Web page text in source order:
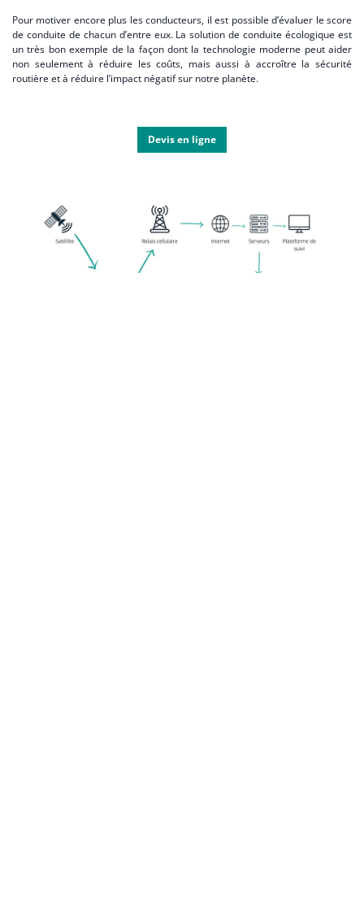
Pour motiver encore plus les conducteurs, il est possible d’évaluer le score
de conduite de chacun d’entre eux. La solution de conduite écologique est
un très bon exemple de la façon dont la technologie moderne peut aider
non seulement à réduire les coûts, mais aussi à accroître la sécurité
routière et à réduire l’impact négatif sur notre planète.
Devis en ligne